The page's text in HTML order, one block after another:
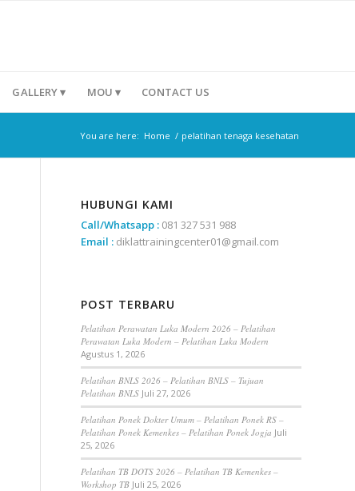
GALLERY ▾ MOU ▾ CONTACT US
You are here: Home / pelatihan tenaga kesehatan
HUBUNGI KAMI
Call/Whatsapp : 081 327 531 988
Email : diklattrainingcenter01@gmail.com
POST TERBARU
Pelatihan Perawatan Luka Modern 2026 – Pelatihan
Perawatan Luka Modern – Pelatihan Luka Modern
Agustus 1, 2026
Pelatihan BNLS 2026 – Pelatihan BNLS – Tujuan
Pelatihan BNLS Juli 27, 2026
Pelatihan Ponek Dokter Umum – Pelatihan Ponek RS –
Pelatihan Ponek Kemenkes – Pelatihan Ponek Jogja Juli
25, 2026
Pelatihan TB DOTS 2026 – Pelatihan TB Kemenkes –
Workshop TB Juli 25, 2026